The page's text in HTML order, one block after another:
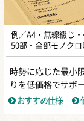
例／A4・無線綴じ・
50部・全部モノクロ
時勢に応じた最小
りを低価格でサポ
おすすめ仕様